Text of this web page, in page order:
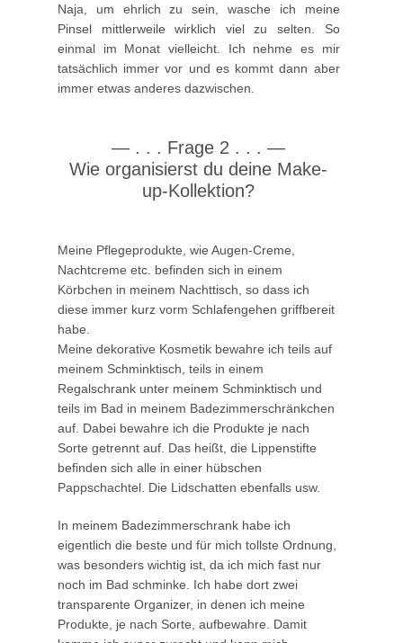
Naja, um ehrlich zu sein, wasche ich meine
Pinsel mittlerweile wirklich viel zu selten. So
einmal im Monat vielleicht. Ich nehme es mir
tatsächlich immer vor und es kommt dann aber
immer etwas anderes dazwischen.
— . . . Frage 2 . . . —
Wie organisierst du deine Make-
up-Kollektion?
Meine Pflegeprodukte, wie Augen-Creme,
Nachtcreme etc. befinden sich in einem
Körbchen in meinem Nachttisch, so dass ich
diese immer kurz vorm Schlafengehen griffbereit
habe.
Meine dekorative Kosmetik bewahre ich teils auf
meinem Schminktisch, teils in einem
Regalschrank unter meinem Schminktisch und
teils im Bad in meinem Badezimmerschränkchen
auf. Dabei bewahre ich die Produkte je nach
Sorte getrennt auf. Das heißt, die Lippenstifte
befinden sich alle in einer hübschen
Pappschachtel. Die Lidschatten ebenfalls usw.
In meinem Badezimmerschrank habe ich
eigentlich die beste und für mich tollste Ordnung,
was besonders wichtig ist, da ich mich fast nur
noch im Bad schminke. Ich habe dort zwei
transparente Organizer, in denen ich meine
Produkte, je nach Sorte, aufbewahre. Damit